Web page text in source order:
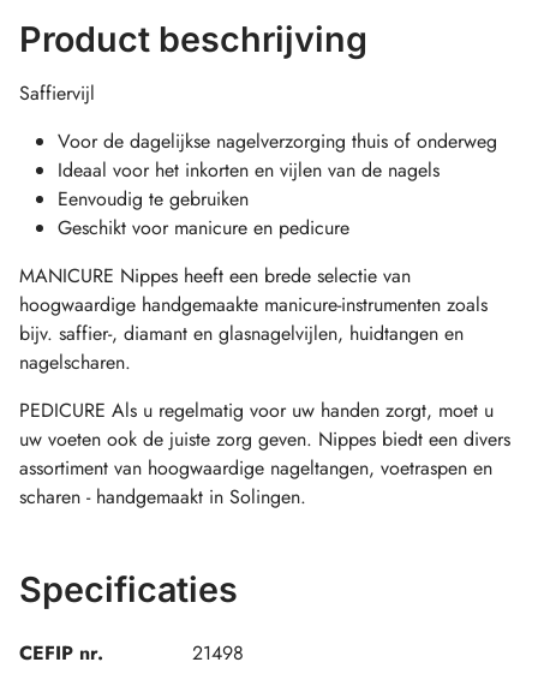
Product beschrijving
Saffiervijl
Voor de dagelijkse nagelverzorging thuis of onderweg
Ideaal voor het inkorten en vijlen van de nagels
Eenvoudig te gebruiken
Geschikt voor manicure en pedicure
MANICURE Nippes heeft een brede selectie van
hoogwaardige handgemaakte manicure-instrumenten zoals
bijv. saffier-, diamant en glasnagelvijlen, huidtangen en
nagelscharen.
PEDICURE Als u regelmatig voor uw handen zorgt, moet u
uw voeten ook de juiste zorg geven. Nippes biedt een divers
assortiment van hoogwaardige nageltangen, voetraspen en
scharen - handgemaakt in Solingen.
Specificaties
CEFIP nr.
21498